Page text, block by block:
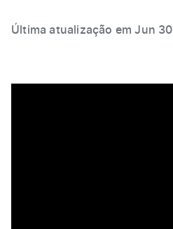
Última atualização em Jun